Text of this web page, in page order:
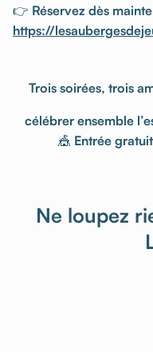
👉 Réservez dès
https://
Trois soirées, trois
célébrer ensemble
🎪 Entrée
Ne loupez